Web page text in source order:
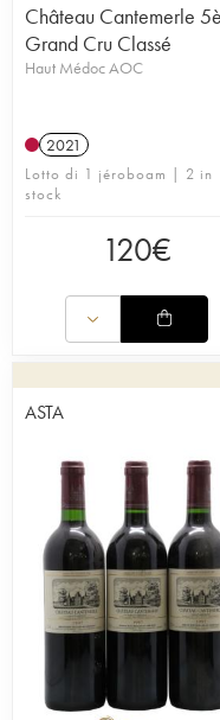
Château Cantemerle
Grand Cru Classé
Haut Médoc AOC
2021
Lotto di 1 jéroboam | 2 in
stock
120€
ASTA